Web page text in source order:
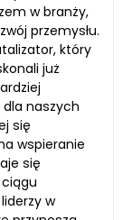
w branży,
przemysłu.
który
już
naszych
się
wspieranie
się
w